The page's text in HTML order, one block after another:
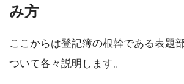
み方
ここからは登記簿の根幹である表題
ついて各々説明します。